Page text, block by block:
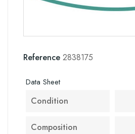
Reference 2838175
Data Sheet
Condition
Composition